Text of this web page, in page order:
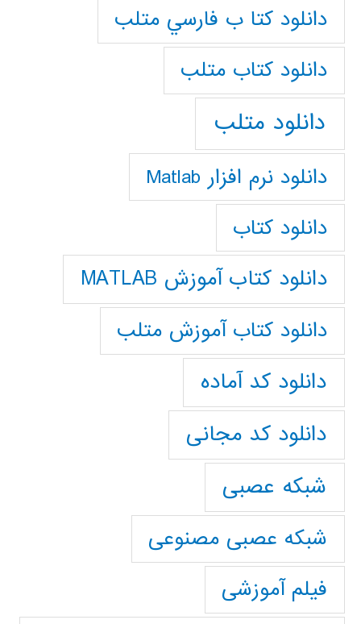
دانلود كتا ب فارسي متلب
دانلود كتاب متلب
دانلود متلب
دانلود نرم افزار Matlab
دانلود کتاب
دانلود کتاب آموزش MATLAB
دانلود کتاب آموزش متلب
دانلود کد آماده
دانلود کد مجانی
شبکه عصبی
شبکه عصبی مصنوعی
فیلم آموزشی